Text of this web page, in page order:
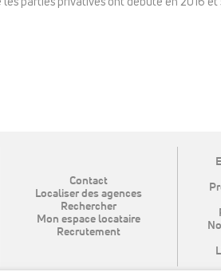
Contact
Localiser des agences
Rechercher
Mon espace locataire
Recrutement